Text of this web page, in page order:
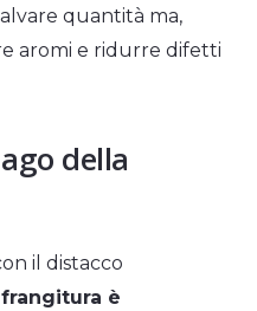
quantità ma,
aromi e ridurre difetti
della
il distacco
è